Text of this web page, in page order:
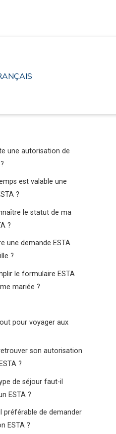
une autorisation de
est valable une
?
le statut de ma
?
une demande ESTA
?
le formulaire ESTA
mariée ?
pour voyager aux
son autorisation
?
de séjour faut-il
ESTA ?
préférable de demander
ESTA ?